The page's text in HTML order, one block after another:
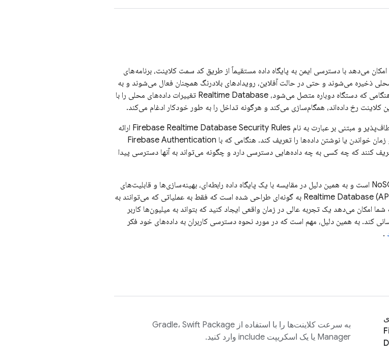
می‌دهد با دسترسی ایمن به پایگاه داده مستقیماً از طریق کد سمت کلاینت، برنامه‌های
ذخیره می‌شوند و حتی در حالت آفلاین، رویدادهای بلادرنگ همچنان فعال می‌شوند و به
که دستگاه دوباره متصل می‌شود، Realtime Database تغییرات داده‌های محلی را با
کلاینت رخ داده‌اند، همگام‌سازی می‌کند و هرگونه تداخل را به طور خودکار ادغام می‌کند.
و مبتنی بر عبارت به نام Firebase Realtime Database Security Rules ارائه
خواندن یا نوشتن داده‌ها را تعریف کند. هنگامی که با Firebase Authentication
کنند که چه کسی به چه داده‌هایی دسترسی دارد و چگونه می‌تواند به آنها دسترسی پیدا
یک پایگاه داده NoSQL است و به همین دلیل در مقایسه با یک پایگاه داده رابطه‌ای، بهینه‌سازی‌ها و قابلیت‌های
Realtime Database به گونه‌ای طراحی شده است که فقط به عملیاتی که می‌توانند به
امکان می‌دهد یک تجربه عالی در زمان واقعی ایجاد کنید که بتواند به میلیون‌ها کاربر
کند. به همین دلیل، مهم است که در مورد نحوه دسترسی کاربران به داده‌های خود فکر
.
به سرعت کلاینت‌ها را با استفاده از Gradle، Swift Package
Manager یا یک اسکریپت include وارد کنید.